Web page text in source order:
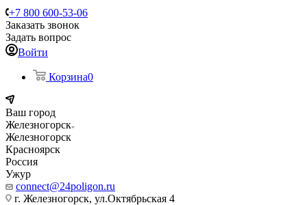
+7 800 600-53-06
Заказать звонок
Задать вопрос
Войти
Корзина0
Ваш город
Железногорск
Железногорск
Красноярск
Россия
Ужур
connect@24poligon.ru
г. Железногорск, ул.Октябрьская 4